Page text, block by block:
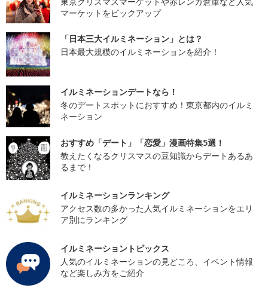
マーケットをピックアップ
「日本三大イルミネーション」とは？
日本最大規模のイルミネーションを紹介！
イルミネーションデートなら！
冬のデートスポットにおすすめ！東京都内のイルミ
ネーション
おすすめ「デート」「恋愛」漫画特集5選！
教えたくなるクリスマスの豆知識からデートあるあ
るまで！
イルミネーションランキング
アクセス数の多かった人気イルミネーションをエリ
ア別にランキング
イルミネーショントピックス
人気のイルミネーションの見どころ、イベント情報
など楽しみ方をご紹介